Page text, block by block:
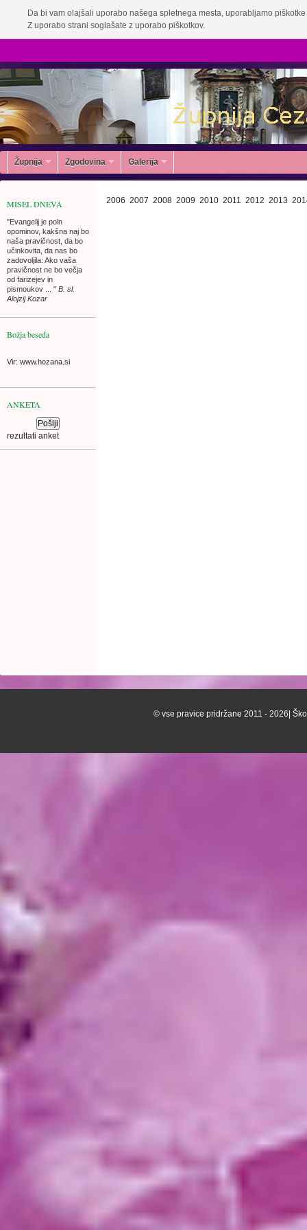
Da bi vam olajšali uporabo našega spletnega mesta, uporabljamo
Z uporabo strani soglašate z uporabo piškotkov.
Župnija Zgodovina Galerija
MISEL DNEVA
"Evangelij je poln
opominov, kakšna naj bo
naša pravičnost, da bo
učinkovita, da nas bo
zadovoljila: Ako vaša
pravičnost ne bo večja
od farizejev in
pismoukov ... " B. sl.
Alojzij Kozar
Božja beseda
Vir: www.hozana.si
ANKETA
rezultati anket
2006 2007 2008 2009 2010 2011 2012 2013
© vse pravice pridržane 2011 - 2026|